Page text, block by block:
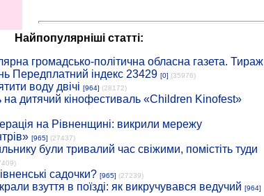
Найпопулярніші статті:
громадсько-політична обласна газета. Тираж
Передплатний індекс 23429 [0] (35976)
воду двічі [964] (28172)
на дитячий кінофестиваль «Children Kinofest»
на Рівненщині: викрили мережу
[965] (27437)
були тривалий час свіжими, помістіть туди
садочки? [965] (27239)
взуття в поїзді: як викручувався ведучий [964]